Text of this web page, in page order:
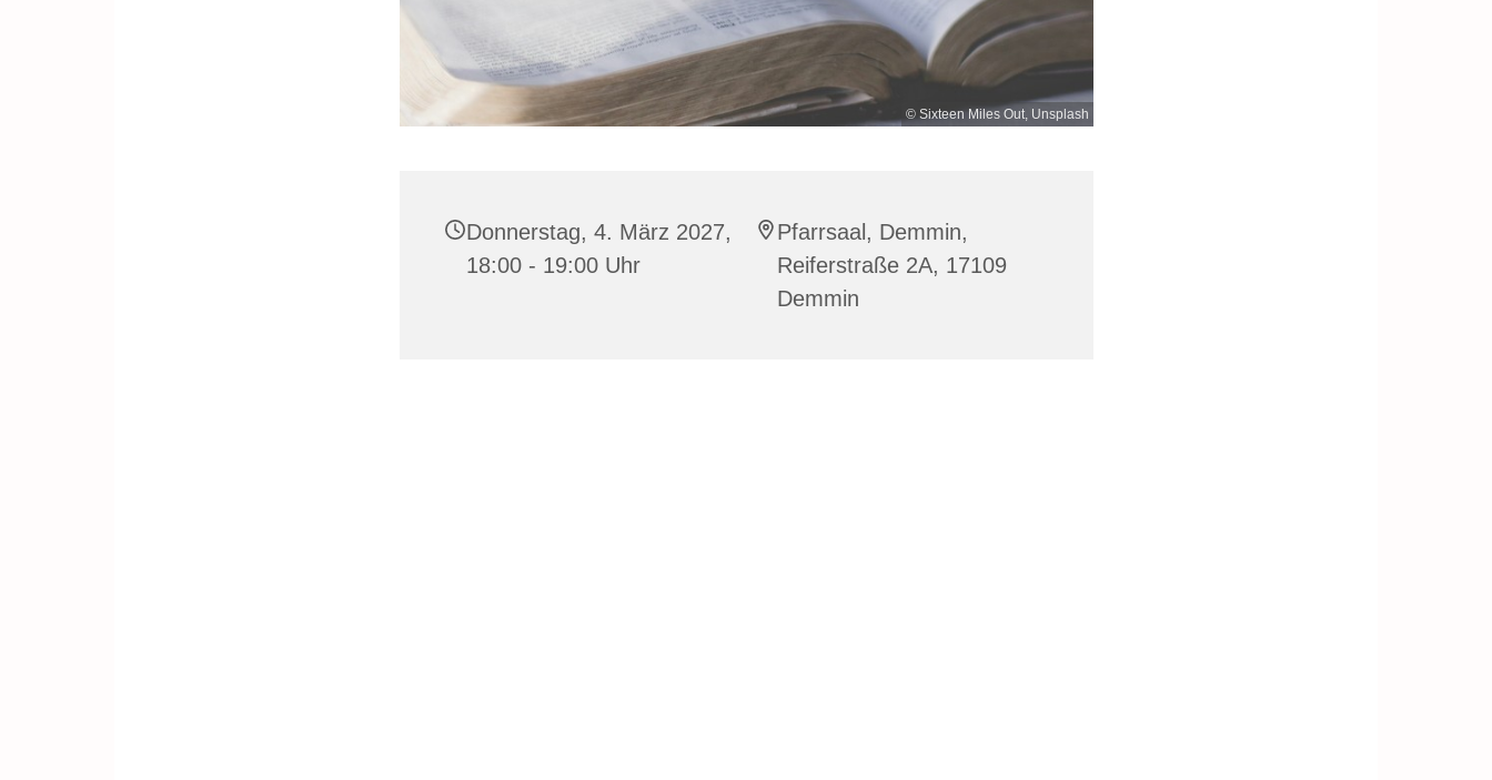
© Sixteen Miles Out, Unsplash
Donnerstag, 4. März 2027,
18:00 - 19:00 Uhr
Pfarrsaal, Demmin,
Reiferstraße 2A, 17109
Demmin